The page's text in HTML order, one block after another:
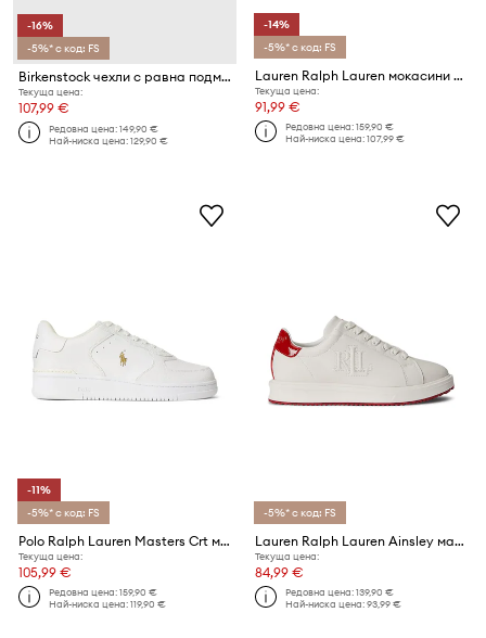
-16%
-5%* с код: FS
Birkenstock чехли с равна подметка дамски от кожа
Текуща цена:
107,99 €
Редовна цена:149,90 €
Най-ниска цена:129,90 €
-14%
-5%* с код: FS
Lauren Ralph Lauren мокасини дамски кожени Barnsbury
Текуща цена:
91,99 €
Редовна цена:159,90 €
Най-ниска цена:107,99 €
-11%
-5%* с код: FS
Polo Ralph Lauren Masters Crt маратонки от кожа
Текуща цена:
105,99 €
Редовна цена:159,90 €
Най-ниска цена:119,90 €
-5%* с код: FS
Lauren Ralph Lauren Ainsley маратонки дамски кожени
Текуща цена:
84,99 €
Редовна цена:139,90 €
Най-ниска цена:93,99 €